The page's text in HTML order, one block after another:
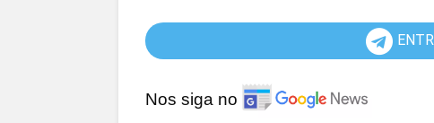
Nos siga no